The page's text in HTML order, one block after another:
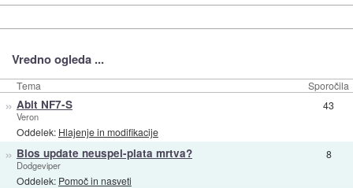
Vredno ogleda ...
Tema Sporočila
» Abit NF7-S
Veron
Oddelek: Hlajenje in modifikacije
43
» Bios update neuspel-plata mrtva?
Dodgeviper
Oddelek: Pomoč in nasveti
8